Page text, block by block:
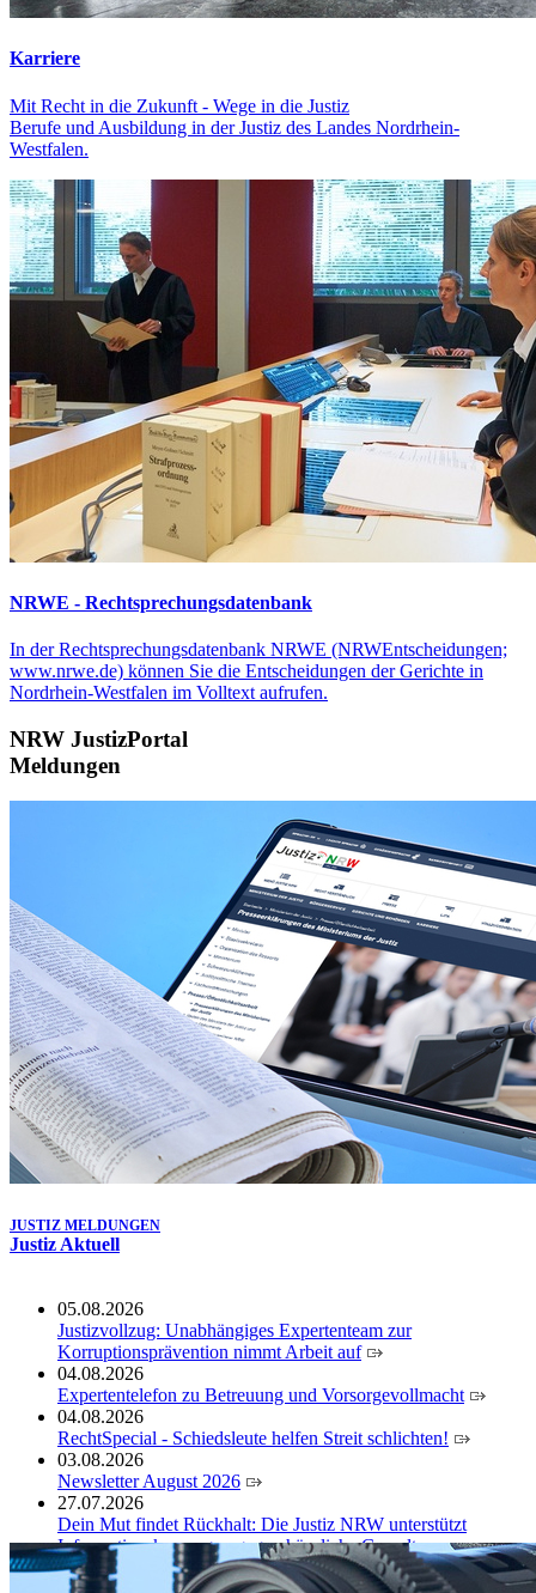
Karriere
Mit Recht in die Zukunft - Wege in die Justiz
Berufe und Ausbildung in der Justiz des Landes Nordrhein-
Westfalen.
NRWE - Rechtsprechungs­datenbank
In der Rechtsprechungsdatenbank NRWE (NRWEntscheidungen;
www.nrwe.de) können Sie die Entscheidungen der Gerichte in
Nordrhein-Westfalen im Volltext aufrufen.
NRW JustizPortal
Meldungen
JUSTIZ MELDUNGEN
Justiz Aktuell
05.08.2026
Justizvollzug: Unabhängiges Expertenteam zur
Korruptionsprävention nimmt Arbeit auf
04.08.2026
Expertentelefon zu Betreuung und Vorsorgevollmacht
04.08.2026
RechtSpecial - Schiedsleute helfen Streit schlichten!
03.08.2026
Newsletter August 2026
27.07.2026
Dein Mut findet Rückhalt: Die Justiz NRW unterstützt
Informationskampagne gegen häusliche Gewalt
10.07.2026
Anerkennung für innovative Suizidpräventionsarbeit: JVA